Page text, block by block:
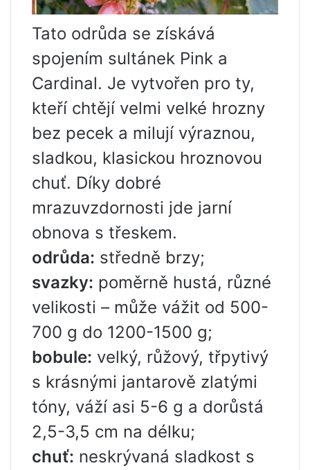
Tato odrůda se získává
spojením sultánek Pink a
Cardinal. Je vytvořen pro ty,
kteří chtějí velmi velké hrozny
bez pecek a milují výraznou,
sladkou, klasickou hroznovou
chuť. Díky dobré
mrazuvzdornosti jde jarní
obnova s ​​třeskem.
odrůda: středně brzy;
svazky: poměrně hustá, různé
velikosti – může vážit od 500-
700 g do 1200-1500 g;
bobule: velký, růžový, třpytivý
s krásnými jantarově zlatými
tóny, váží asi 5-6 g a dorůstá
2,5-3,5 cm na délku;
chuť: neskrývaná sladkost s